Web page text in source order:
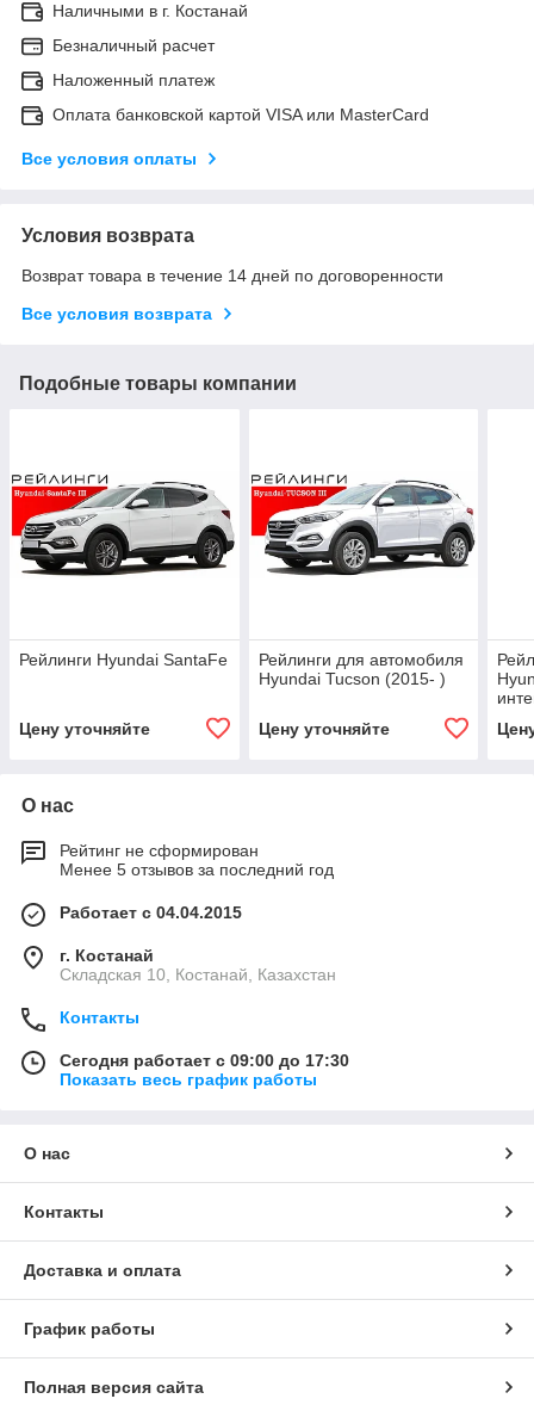
Наличными в г. Костанай
Безналичный расчет
Наложенный платеж
Оплата банковской картой VISA или MasterCard
Все условия оплаты
Условия возврата
Возврат товара в течение 14 дней по договоренности
Все условия возврата
Подобные товары компании
Рейлинги Hyundai SantaFe
Цену уточняйте
Рейлинги для автомобиля
Hyundai Tucson (2015- )
Цену уточняйте
О нас
Рейтинг не сформирован
Менее 5 отзывов за последний год
Работает с 04.04.2015
г. Костанай
Складская 10, Костанай, Казахстан
Контакты
Сегодня работает с 09:00 до 17:30
Показать весь график работы
О нас
Контакты
Доставка и оплата
График работы
Полная версия сайта